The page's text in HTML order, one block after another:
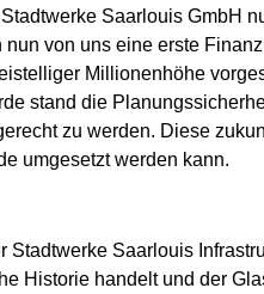
Saarlouis GmbH
nun von uns eine erste
Millionenhöhe
stand die
zu werden. Diese
umgesetzt werden kann.
Saarlouis
Historie handelt und der